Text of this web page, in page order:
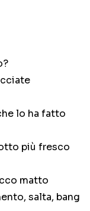
lo ha fatto
più fresco
matto
salta, bang